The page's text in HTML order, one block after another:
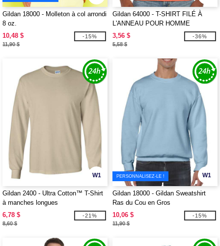
Gildan 18000 - Molleton à col arrondi
8 oz.
10,48 $
11,90 $
-15%
Gildan 64000 - T-SHIRT FILÉ À
L'ANNEAU POUR HOMME
3,56 $
5,58 $
-36%
W1
Gildan 2400 - Ultra Cotton™ T-Shirt
à manches longues
6,78 $
8,60 $
-21%
W1
PERSONNALISEZ-LE !
Gildan 18000 - Gildan Sweatshirt
Ras du Cou en Gros
10,06 $
11,90 $
-15%